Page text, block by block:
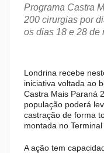
Programa Castra
200 cirurgias por
os dias 18 e 28 de
Londrina recebe
iniciativa voltada ao
Castra Mais Paraná
população poderá
castração de forma
montada no
A ação tem